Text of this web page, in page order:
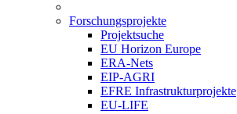
Forschungsprojekte
Projektsuche
EU Horizon Europe
ERA-Nets
EIP-AGRI
EFRE Infrastrukturprojekte
EU-LIFE